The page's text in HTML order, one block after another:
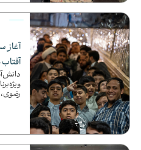
آغاز
رضوی،